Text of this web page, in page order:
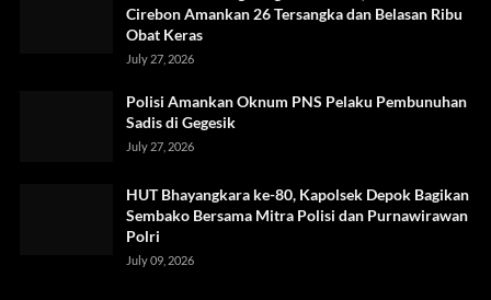
Cirebon Amankan 26 Tersangka dan Belasan Ribu
Obat Keras
July 27, 2026
Polisi Amankan Oknum PNS Pelaku Pembunuhan
Sadis di Gegesik
July 27, 2026
HUT Bhayangkara ke-80, Kapolsek Depok Bagikan
Sembako Bersama Mitra Polisi dan Purnawirawan
Polri
July 09, 2026